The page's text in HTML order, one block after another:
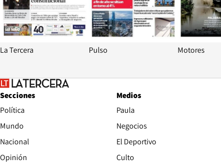
La Tercera Pulso Motores
Secciones
Política
Mundo
Nacional
Opinión
Medios
Paula
Negocios
El Deportivo
Culto